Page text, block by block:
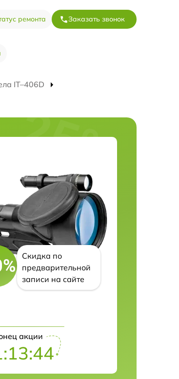
ремонта Заказать звонок
IT–406D
Скидка по
предварительной
записи на сайте
акции